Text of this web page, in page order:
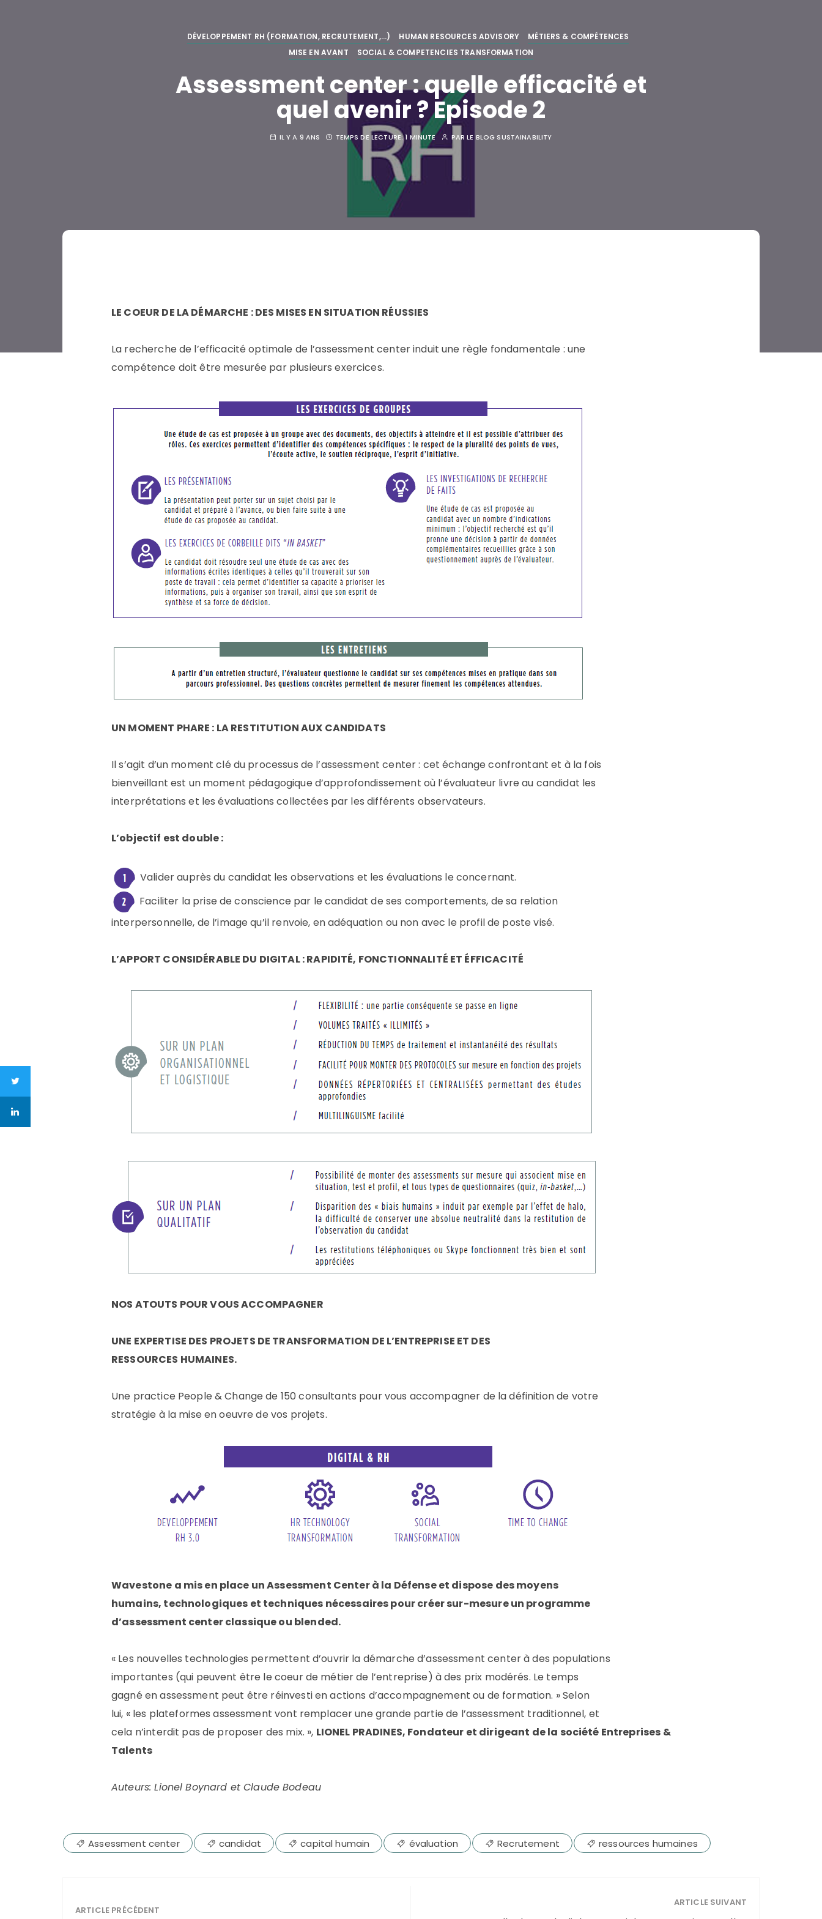
DÉVELOPPEMENT RH (FORMATION, RECRUTEMENT,...) HUMAN RESOURCES ADVISORY
MÉTIERS & COMPÉTENCES
MISE EN AVANT
SOCIAL & COMPETENCIES TRANSFORMATION
Assessment center : quelle efficacité et
quel avenir ? Episode 2
IL Y A 9 ANS TEMPS DE LECTURE:1 MINUTE PARLE BLOG SUSTAINABILITY
LE COEUR DE LA DÉMARCHE : DES MISES EN SITUATION RÉUSSIES
La recherche de l’efficacité optimale de l’assessment center induit une règle fondamentale : une
compétence doit être mesurée par plusieurs exercices.
UN MOMENT PHARE : LA RESTITUTION AUX CANDIDATS
Il s’agit d’un moment clé du processus de l’assessment center : cet échange confrontant et à la fois
bienveillant est un moment pédagogique d’approfondissement où l’évaluateur livre au candidat les
interprétations et les évaluations collectées par les différents observateurs.
L’objectif est double :
Valider auprès du candidat les observations et les évaluations le concernant.
Faciliter la prise de conscience par le candidat de ses comportements, de sa relation
interpersonnelle, de l’image qu’il renvoie, en adéquation ou non avec le profil de poste visé.
L’APPORT CONSIDÉRABLE DU DIGITAL : RAPIDITÉ, FONCTIONNALITÉ ET ÉFFICACITÉ
NOS ATOUTS POUR VOUS ACCOMPAGNER
UNE EXPERTISE DES PROJETS DE TRANSFORMATION DE L’ENTREPRISE ET DES
RESSOURCES HUMAINES.
Une practice People & Change de 150 consultants pour vous accompagner de la définition de votre
stratégie à la mise en oeuvre de vos projets.
Wavestone a mis en place un Assessment Center à la Défense et dispose des moyens
humains, technologiques et techniques nécessaires pour créer sur-mesure un programme
d’assessment center classique ou blended.
« Les nouvelles technologies permettent d’ouvrir la démarche d’assessment center à des populations
importantes (qui peuvent être le coeur de métier de l’entreprise) à des prix modérés. Le temps
gagné en assessment peut être réinvesti en actions d’accompagnement ou de formation. » Selon
lui, « les plateformes assessment vont remplacer une grande partie de l’assessment traditionnel, et
cela n’interdit pas de proposer des mix. », LIONEL PRADINES, Fondateur et dirigeant de la société Entreprises &
Talents
Auteurs: Lionel Boynard et Claude Bodeau
Assessment center candidat capital humain évaluation Recrutement ressources humaines
ARTICLE PRÉCÉDENT
ARTICLE SUIVANT